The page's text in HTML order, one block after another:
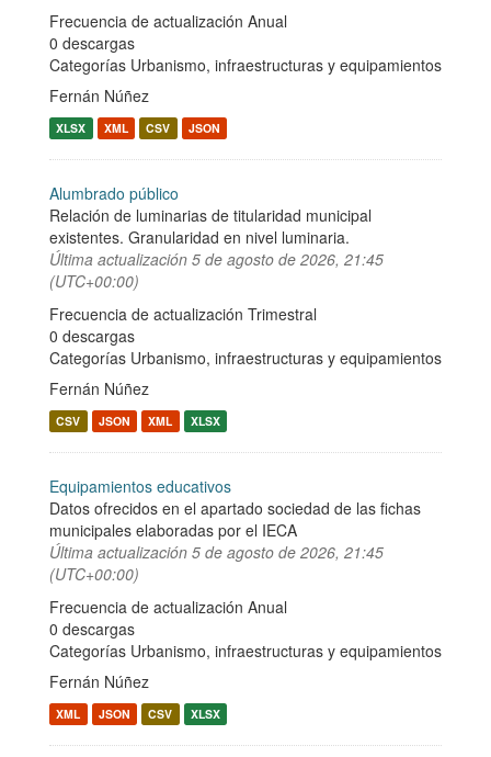
Frecuencia de actualización Anual
0 descargas
Categorías Urbanismo, infraestructuras y equipamientos
Fernán Núñez
XLSX XML CSV JSON
Alumbrado público
Relación de luminarias de titularidad municipal
existentes. Granularidad en nivel luminaria.
Última actualización 5 de agosto de 2026, 21:45
(UTC+00:00)
Frecuencia de actualización Trimestral
0 descargas
Categorías Urbanismo, infraestructuras y equipamientos
Fernán Núñez
CSV JSON XML XLSX
Equipamientos educativos
Datos ofrecidos en el apartado sociedad de las fichas
municipales elaboradas por el IECA
Última actualización 5 de agosto de 2026, 21:45
(UTC+00:00)
Frecuencia de actualización Anual
0 descargas
Categorías Urbanismo, infraestructuras y equipamientos
Fernán Núñez
XML JSON CSV XLSX